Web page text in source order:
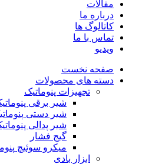
مقالات
درباره ما
کاتالوگ ها
تماس با ما
ویدیو
صفحه نخست
دسته های محصولات
تجهیزات پنوماتیک
شیر برقی
شیر دستی
شیر پدالی
گیج فشار
میکرو سوئیچ
ابزار بادی